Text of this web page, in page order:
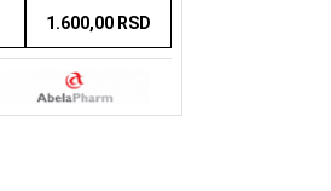
1.600,00 RSD